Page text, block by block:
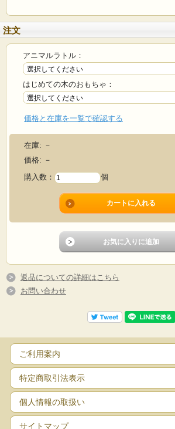
『布のアニマルラトル』
中に鈴が入った、手のひらサイズのアニマル型ラトルで
るとシャラシャラと鈴の音がします。手のひらに収ま
商品コード GS049
内訳
■アニマルラトル
・アニマルラトル
（商品コード：14265135）
・ハートネズミPK
ハリネズミ
（商品コード：35111086）
注文
アニマルラトル：
はじめての木のおもちゃ：
価格と在庫を一覧で確認する
在庫: －
価格: －
購入数：
個
返品についての詳細はこちら
お問い合わせ
ご利用案内
特定商取引法表示
個人情報の取扱い
サイトマップ